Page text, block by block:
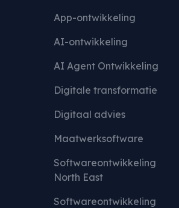
App-ontwikkeling
AI-ontwikkeling
AI Agent Ontwikkeling
Digitale transformatie
Digitaal advies
Maatwerksoftware
Softwareontwikkeling
North East
Softwareontwikkeling